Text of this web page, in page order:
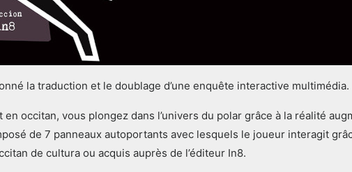
la traduction et le doublage d’une enquête interactive multimédia.
occitan, vous plongez dans l’univers du polar grâce à la réalité
de 7 panneaux autoportants avec lesquels le joueur interagit
de cultura ou acquis auprès de l’éditeur In8.